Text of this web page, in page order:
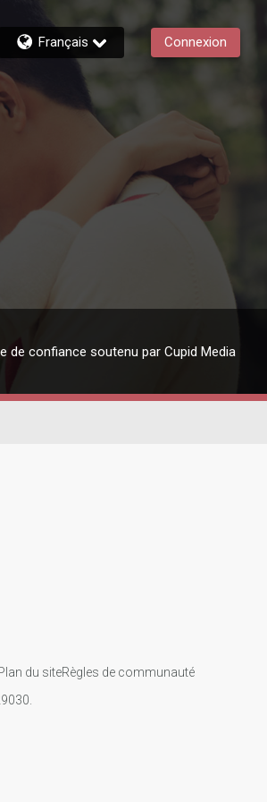
Français Connexion
de confiance soutenu par Cupid Media
du siteRègles de communauté